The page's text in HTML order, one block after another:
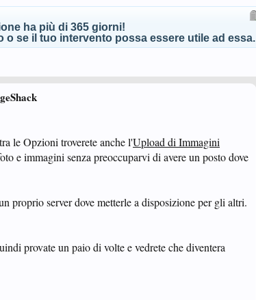
ha più di 365 giorni!
se il tuo intervento possa essere utile ad essa.
le Opzioni troverete anche l'Upload di Immagini
e immagini senza preoccuparvi di avere un posto dove
proprio server dove metterle a disposizione per gli altri.
provate un paio di volte e vedrete che diventera